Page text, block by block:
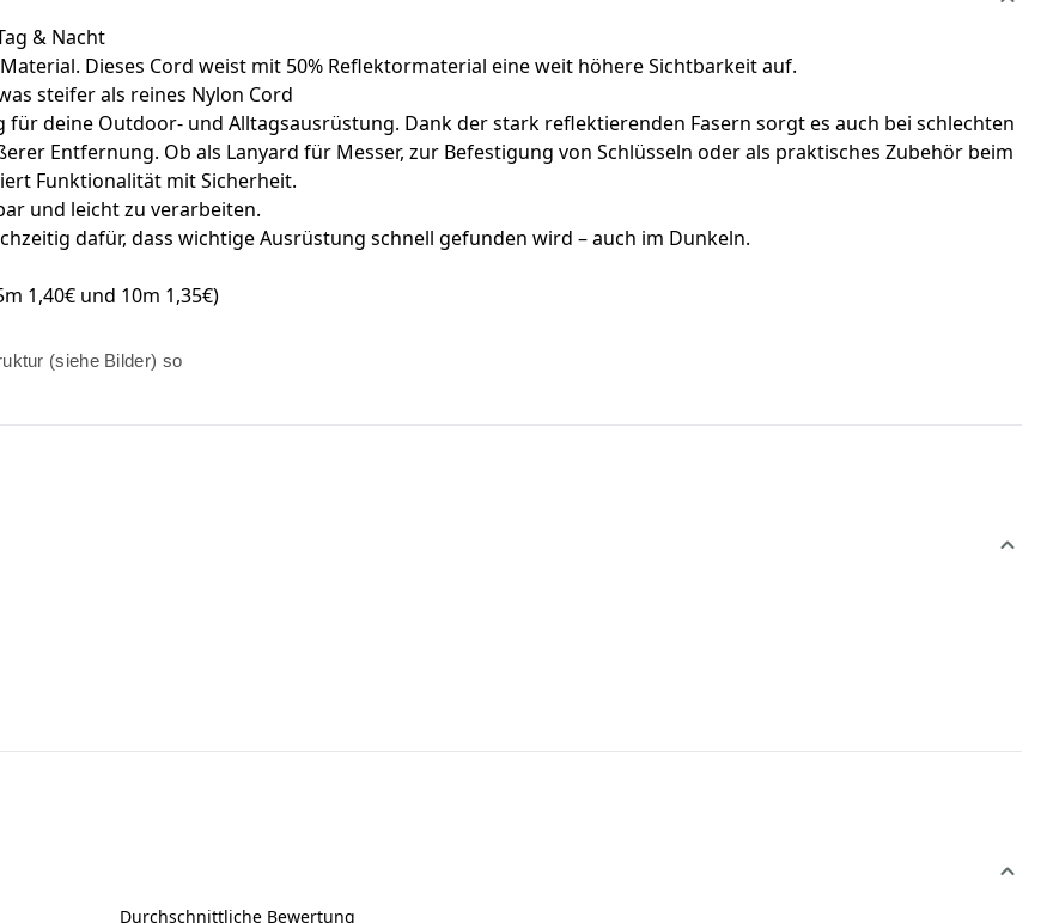
& Nacht
Dieses Cord weist mit 50% Reflektormaterial eine weit höhere Sichtbarkeit auf.
steifer als reines Nylon Cord
deine Outdoor- und Alltagsausrüstung. Dank der stark reflektierenden Fasern sorgt es auch bei schlechten
Entfernung. Ob als Lanyard für Messer, zur Befestigung von Schlüsseln oder als praktisches Zubehör beim
Funktionalität mit Sicherheit.
und leicht zu verarbeiten.
dafür, dass wichtige Ausrüstung schnell gefunden wird – auch im Dunkeln.
1,40€ und 10m 1,35€)
(siehe Bilder) so
Durchschnittliche Bewertung